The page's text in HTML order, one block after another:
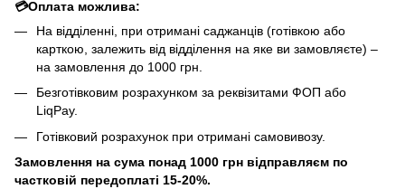
💳Оплата можлива:
На відділенні, при отримані саджанців (готівкою або
карткою, залежить від відділення на яке ви замовляєте) –
на замовлення до 1000 грн.
Безготівковим розрахунком за реквізитами ФОП або
LiqPay.
Готівковий розрахунок при отримані самовивозу.
Замовлення на сума понад 1000 грн відправляєм по
частковій передоплаті 15-20%.